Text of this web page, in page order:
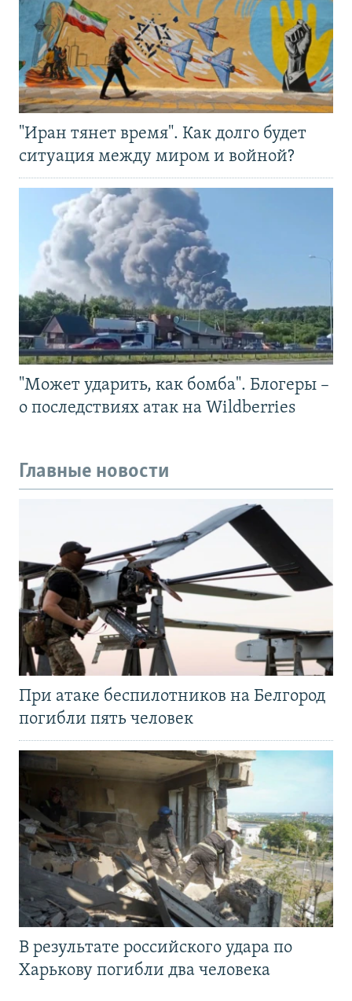
"Иран тянет время". Как долго будет
ситуация между миром и войной?
"Может ударить, как бомба". Блогеры –
о последствиях атак на Wildberries
Главные новости
При атаке беспилотников на Белгород
погибли пять человек
В результате российского удара по
Харькову погибли два человека